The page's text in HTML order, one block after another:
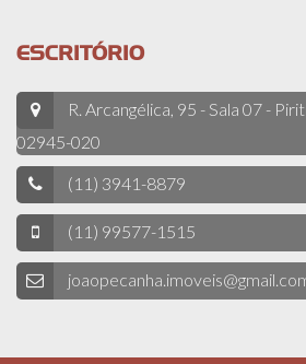
ESCRITÓRIO
R. Arcangélica, 95 - Sala 07 -
02945-020
(11) 3941-8879
(11) 99577-1515